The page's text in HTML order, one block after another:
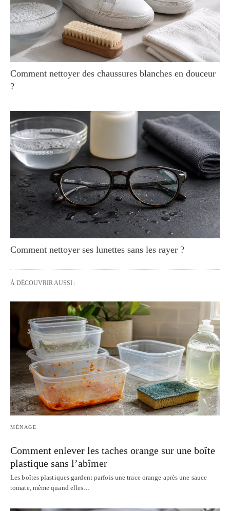
Comment nettoyer des chaussures blanches en douceur
?
Comment nettoyer ses lunettes sans les rayer ?
À DÉCOUVRIR AUSSI :
MÉNAGE
Comment enlever les taches orange sur une boîte
plastique sans l’abîmer
Les boîtes plastiques gardent parfois une trace orange après une sauce
tomate, même quand elles…